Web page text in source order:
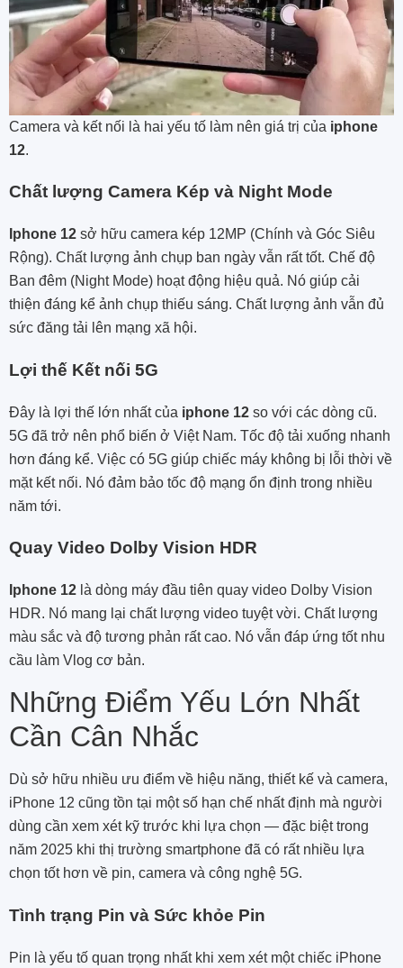
Camera và kết nối là hai yếu tố làm nên giá trị của iphone
12.
Chất lượng Camera Kép và Night Mode
Iphone 12 sở hữu camera kép 12MP (Chính và Góc Siêu
Rộng). Chất lượng ảnh chụp ban ngày vẫn rất tốt. Chế độ
Ban đêm (Night Mode) hoạt động hiệu quả. Nó giúp cải
thiện đáng kể ảnh chụp thiếu sáng. Chất lượng ảnh vẫn đủ
sức đăng tải lên mạng xã hội.
Lợi thế Kết nối 5G
Đây là lợi thế lớn nhất của iphone 12 so với các dòng cũ.
5G đã trở nên phổ biến ở Việt Nam. Tốc độ tải xuống nhanh
hơn đáng kể. Việc có 5G giúp chiếc máy không bị lỗi thời về
mặt kết nối. Nó đảm bảo tốc độ mạng ổn định trong nhiều
năm tới.
Quay Video Dolby Vision HDR
Iphone 12 là dòng máy đầu tiên quay video Dolby Vision
HDR. Nó mang lại chất lượng video tuyệt vời. Chất lượng
màu sắc và độ tương phản rất cao. Nó vẫn đáp ứng tốt nhu
cầu làm Vlog cơ bản.
Những Điểm Yếu Lớn Nhất
Cần Cân Nhắc
Dù sở hữu nhiều ưu điểm về hiệu năng, thiết kế và camera,
iPhone 12 cũng tồn tại một số hạn chế nhất định mà người
dùng cần xem xét kỹ trước khi lựa chọn — đặc biệt trong
năm 2025 khi thị trường smartphone đã có rất nhiều lựa
chọn tốt hơn về pin, camera và công nghệ 5G.
Tình trạng Pin và Sức khỏe Pin
Pin là yếu tố quan trọng nhất khi xem xét một chiếc iPhone